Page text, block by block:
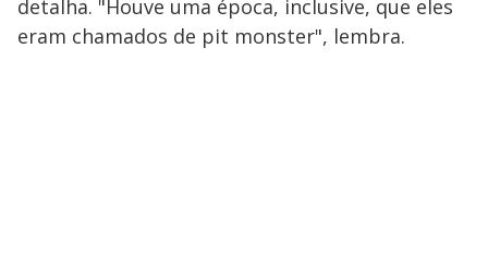
detalha. "Houve uma época, inclusive, que eles
eram chamados de pit monster", lembra.